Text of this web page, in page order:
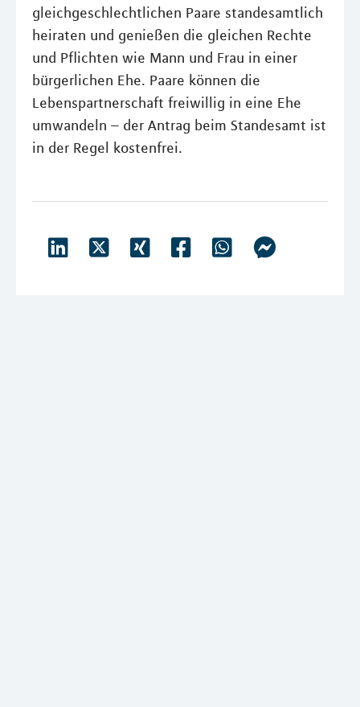
gleichgeschlechtlichen Paare standesamtlich
heiraten und genießen die gleichen Rechte
und Pflichten wie Mann und Frau in einer
bürgerlichen Ehe. Paare können die
Lebenspartnerschaft freiwillig in eine Ehe
umwandeln – der Antrag beim Standesamt ist
in der Regel kostenfrei.